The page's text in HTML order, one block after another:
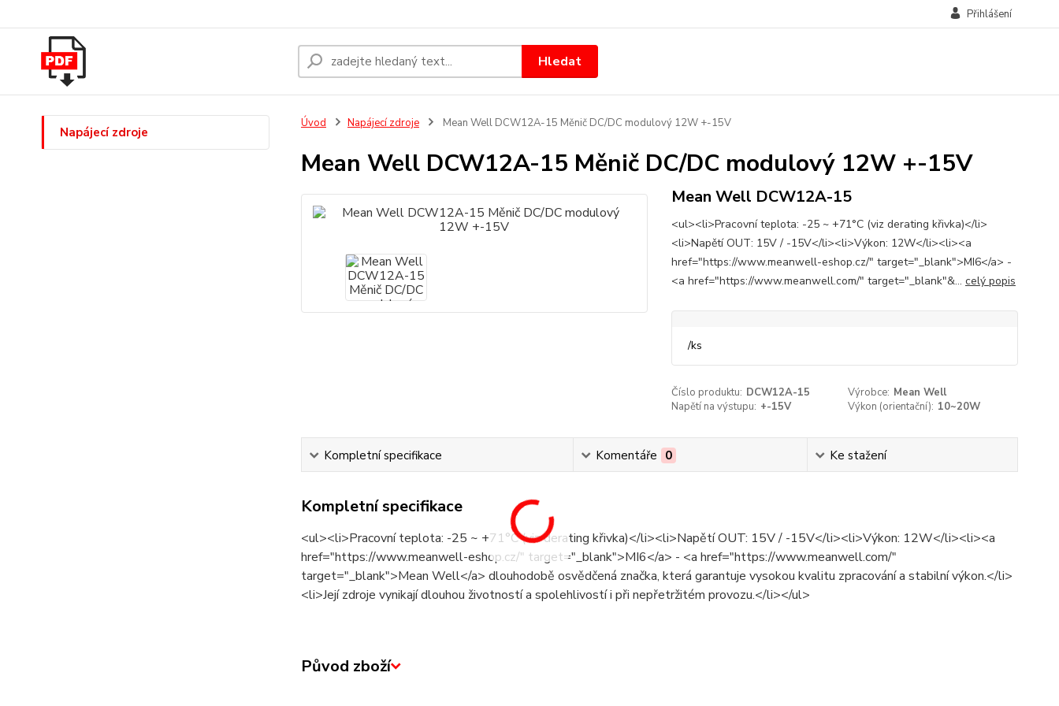
Přihlášení
Hledat
Napájecí zdroje
Úvod Napájecí zdroje Mean Well DCW12A-15 Měnič DC/DC modulový 12W +-15V
Mean Well DCW12A-15 Měnič DC/DC modulový 12W +-15V
Mean Well DCW12A-15
<ul><li>Pracovní teplota: -25 ~ +71°C (viz derating křivka)</li>
<li>Napětí OUT: 15V / -15V</li><li>Výkon: 12W</li><li><a
href="https://www.meanwell-eshop.cz/" target="_blank">MI6</a> -
<a href="https://www.meanwell.com/" target="_blank"&... celý popis
/ks
Číslo produktu: DCW12A-15 Výrobce: Mean Well
Napětí na výstupu: +-15V Výkon (orientační): 10~20W
Kompletní specifikace Komentáře 0 Ke stažení
Kompletní specifikace
<ul><li>Pracovní teplota: -25 ~ +71°C (viz derating křivka)</li><li>Napětí OUT: 15V / -15V</li><li>Výkon: 12W</li><li><a
href="https://www.meanwell-eshop.cz/" target="_blank">MI6</a> - <a href="https://www.meanwell.com/"
target="_blank">Mean Well</a> dlouhodobě osvědčená značka, která garantuje vysokou kvalitu zpracování a stabilní výkon.</li>
<li>Její zdroje vynikají dlouhou životností a spolehlivostí i při nepřetržitém provozu.</li></ul>
Původ zboží